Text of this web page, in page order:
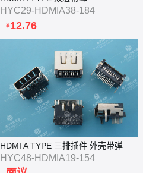
HYC29-HDMIA38-184
¥12.76
HDMI A TYPE 三排插件 外壳带弹
HYC48-HDMIA19-154